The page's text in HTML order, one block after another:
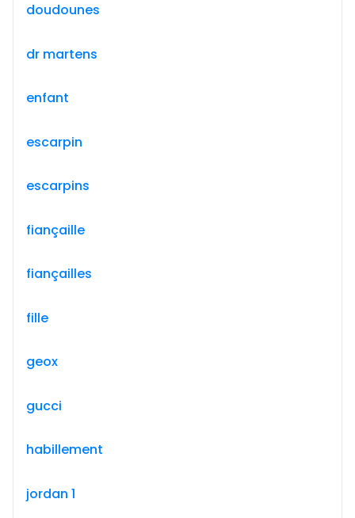
doudounes
dr martens
enfant
escarpin
escarpins
fiançaille
fiançailles
fille
geox
gucci
habillement
jordan 1